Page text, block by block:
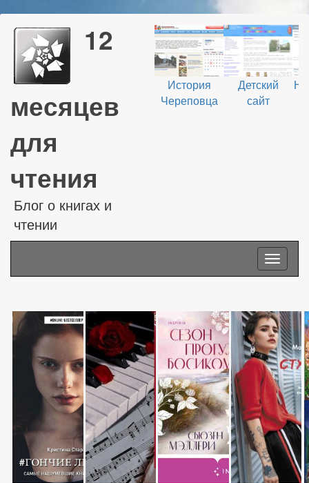
12
месяцев
для
чтения
Блог о книгах и
чтении
История
Череповца
Детский
сайт
Toggle